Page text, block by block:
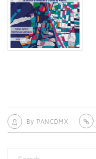
By PANCDMX